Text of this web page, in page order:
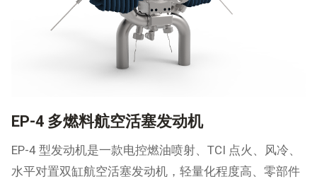
EP-4 多燃料航空活塞发动机
EP-4 型发动机是一款电控燃油喷射、TCI 点火、风冷、
水平对置双缸航空活塞发动机，轻量化程度高、零部件